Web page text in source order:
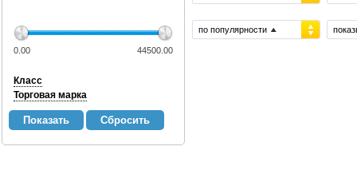
0.00 44500.00
Класс
Торговая марка
по популярности